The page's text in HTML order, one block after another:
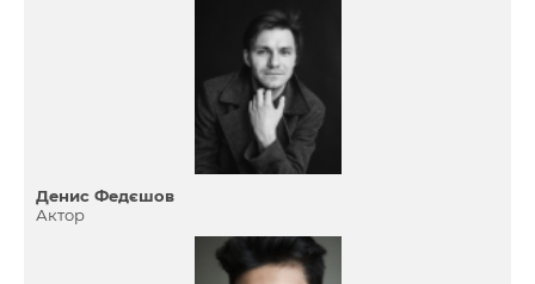
Денис Федєшов
Актор